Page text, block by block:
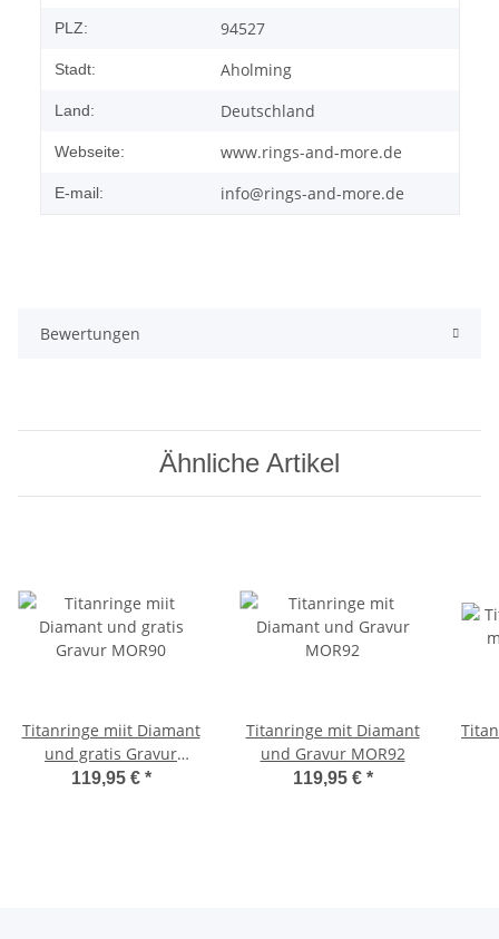
PLZ: 94527
Stadt: Aholming
Land: Deutschland
Webseite: www.rings-and-more.de
E-mail: info@rings-and-more.de
Bewertungen
Ähnliche Artikel
Titanringe miit Diamant
und gratis Gravur
MOR90
119,95 € *
Titanringe mit Diamant
und Gravur MOR92
119,95 € *